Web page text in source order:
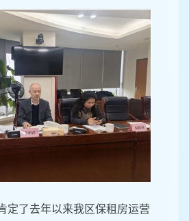
定了去年以来我区保租房运营